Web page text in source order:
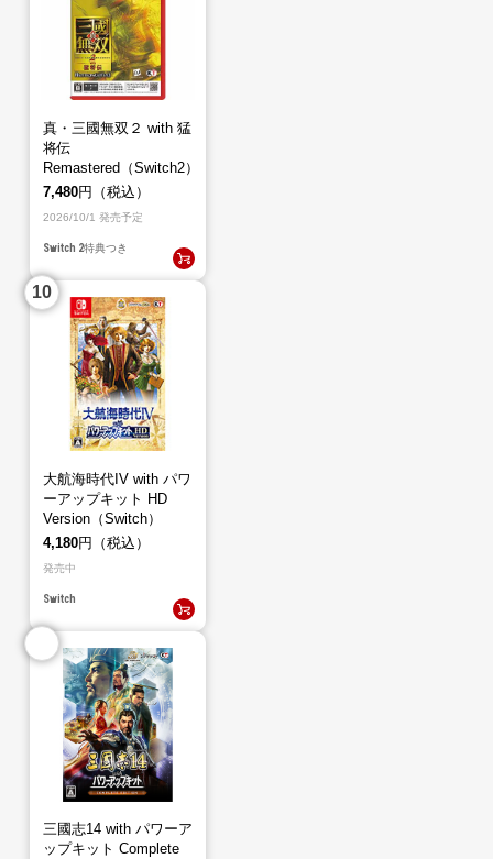
真・三國無双２ with 猛
将伝
Remastered（Switch2）
7,480円（税込）
2026/10/1 発売予定
Switch 2特典つき
大航海時代IV with パワ
ーアップキット HD
Version（Switch）
4,180円（税込）
発売中
Switch
三國志14 with パワーア
ップキット Complete